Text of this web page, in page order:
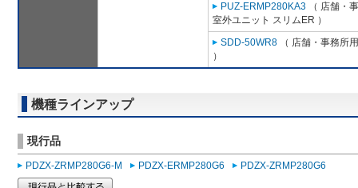
PUZ-ERMP280KA3 （ 店舗・
室外ユニット スリムER ）
SDD-50WR8 （ 店舗・事務所
）
機種ラインアップ
現行品
PDZX-ZRMP280G6-M PDZX-ERMP280G6 PDZX-ZRMP280G6